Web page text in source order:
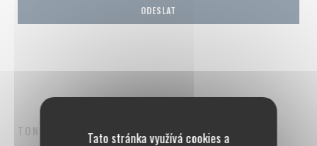
Tato stránka využívá cookies a
TONTON DES DAMESMEAT BAR PARIS